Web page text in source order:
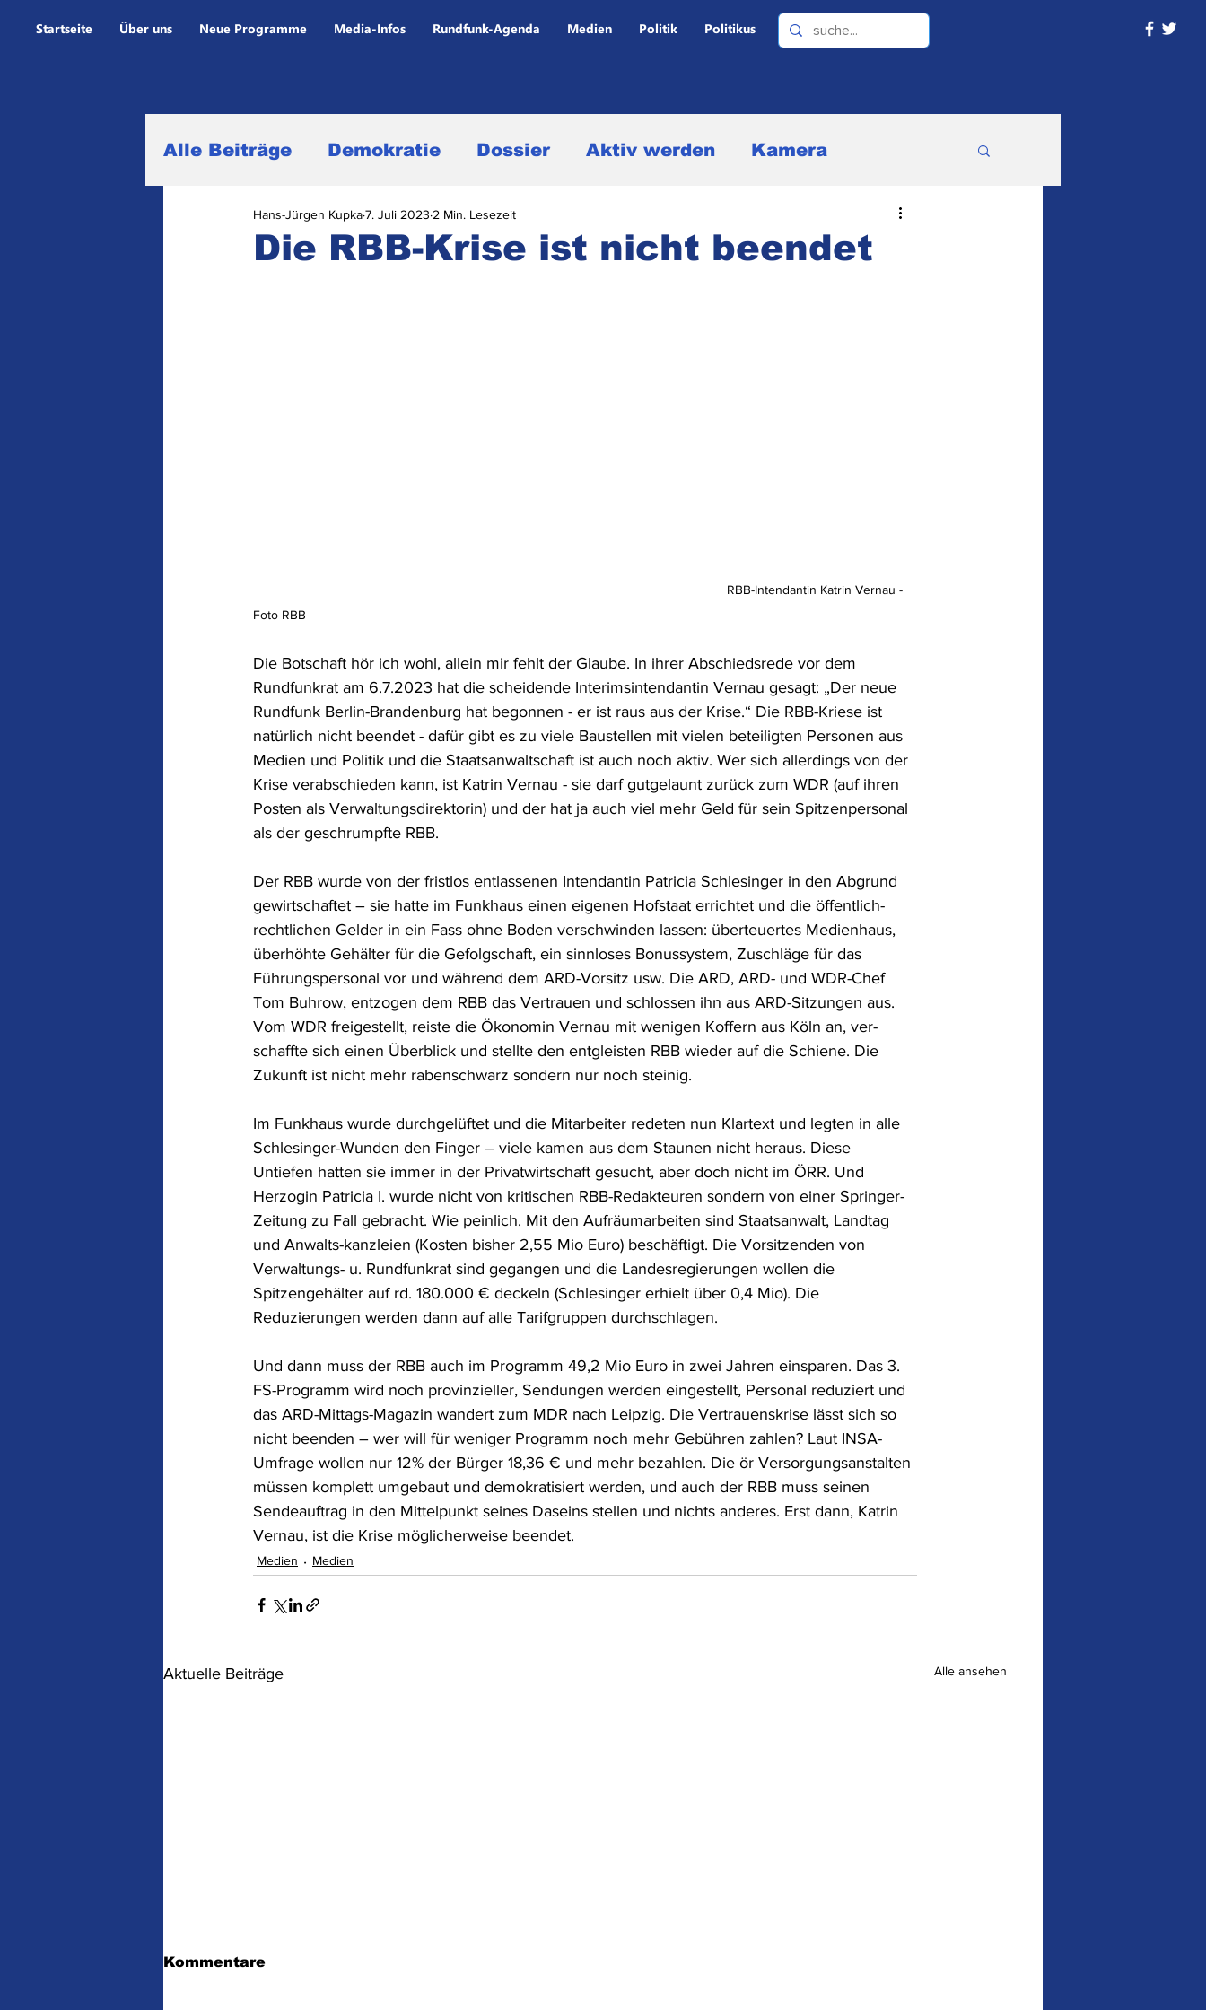
Startseite Über uns Neue Programme Media-Infos Rundfunk-Agenda Medien Politik Politikus
Alle Beiträge Demokratie Dossier Aktiv werden Kamera
Alltagsleben Gehältervergleich und Personal
Die RBB-Krise ist nicht beendet
Hans-Jürgen Kupka7. Juli 2023 2 Min. Lesezeit
Foto RBB
Die Botschaft hör ich wohl, allein mir fehlt der Glaube. In ihrer Abschiedsrede vor dem
Rundfunkrat am 6.7.2023 hat die scheidende Interimsintendantin Vernau gesagt: „Der neue
Rundfunk Berlin-Brandenburg hat begonnen - er ist raus aus der Krise.“ Die RBB-Kriese ist
natürlich nicht beendet - dafür gibt es zu viele Baustellen mit vielen beteiligten Personen aus
Medien und Politik und die Staatsanwaltschaft ist auch noch aktiv. Wer sich allerdings von der
Krise verabschieden kann, ist Katrin Vernau - sie darf gutgelaunt zurück zum WDR (auf ihren
Posten als Verwaltungsdirektorin) und der hat ja auch viel mehr Geld für sein Spitzenpersonal
als der geschrumpfte RBB.
Der RBB wurde von der fristlos entlassenen Intendantin Patricia Schlesinger in den Abgrund
gewirtschaftet – sie hatte im Funkhaus einen eigenen Hofstaat errichtet und die öffentlich-
rechtlichen Gelder in ein Fass ohne Boden verschwinden lassen: überteuertes Medienhaus,
überhöhte Gehälter für die Gefolgschaft, ein sinnloses Bonussystem, Zuschläge für das
Führungspersonal vor und während dem ARD-Vorsitz usw. Die ARD, ARD- und WDR-Chef
Tom Buhrow, entzogen dem RBB das Vertrauen und schlossen ihn aus ARD-Sitzungen aus.
Vom WDR freigestellt, reiste die Ökonomin Vernau mit wenigen Koffern aus Köln an, ver-
schaffte sich einen Überblick und stellte den entgleisten RBB wieder auf die Schiene. Die
Zukunft ist nicht mehr rabenschwarz sondern nur noch steinig.
Im Funkhaus wurde durchgelüftet und die Mitarbeiter redeten nun Klartext und legten in alle
Schlesinger-Wunden den Finger – viele kamen aus dem Staunen nicht heraus. Diese
Untiefen hatten sie immer in der Privatwirtschaft gesucht, aber doch nicht im ÖRR. Und
Herzogin Patricia I. wurde nicht von kritischen RBB-Redakteuren sondern von einer Springer-
Zeitung zu Fall gebracht. Wie peinlich. Mit den Aufräumarbeiten sind Staatsanwalt, Landtag
und Anwalts-kanzleien (Kosten bisher 2,55 Mio Euro) beschäftigt. Die Vorsitzenden von
Verwaltungs- u. Rundfunkrat sind gegangen und die Landesregierungen wollen die
Spitzengehälter auf rd. 180.000 € deckeln (Schlesinger erhielt über 0,4 Mio). Die
Reduzierungen werden dann auf alle Tarifgruppen durchschlagen.
Und dann muss der RBB auch im Programm 49,2 Mio Euro in zwei Jahren einsparen. Das 3.
FS-Programm wird noch provinzieller, Sendungen werden eingestellt, Personal reduziert und
das ARD-Mittags-Magazin wandert zum MDR nach Leipzig. Die Vertrauenskrise lässt sich so
nicht beenden – wer will für weniger Programm noch mehr Gebühren zahlen? Laut INSA-
Umfrage wollen nur 12% der Bürger 18,36 € und mehr bezahlen. Die ör Versorgungsanstalten
müssen komplett umgebaut und demokratisiert werden, und auch der RBB muss seinen
Sendeauftrag in den Mittelpunkt seines Daseins stellen und nichts anderes. Erst dann, Katrin
Vernau, ist die Krise möglicherweise beendet.
Medien Medien
Aktuelle Beiträge Alle ansehen
Kommentare